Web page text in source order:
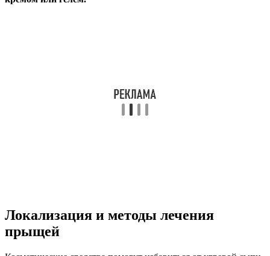
Локализация и методы лечения
прыщей